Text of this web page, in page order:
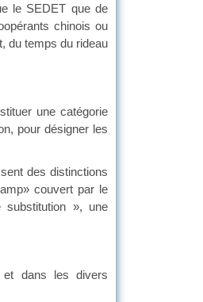
le SEDET que de
chinois ou
du temps du rideau
une catégorie
pour désigner les
des distinctions
couvert par le
», une
et dans les divers